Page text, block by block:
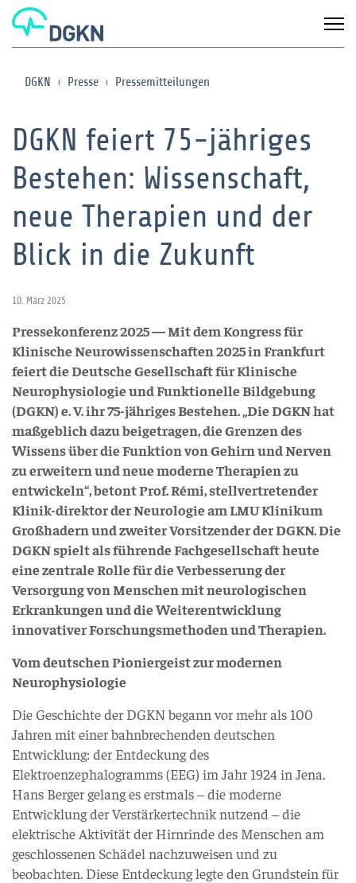
DGKN Presse Pressemitteilungen
DGKN feiert 75-jähriges
Bestehen: Wissenschaft,
neue Therapien und der
Blick in die Zukunft
10. März 2025
Pressekonferenz 2025 — Mit dem Kongress für
Klinische Neurowissenschaften 2025 in Frankfurt
feiert die Deutsche Gesellschaft für Klinische
Neurophysiologie und Funktionelle Bildgebung
(DGKN) e. V. ihr 75-jähriges Bestehen. „Die DGKN hat
maßgeblich dazu beigetragen, die Grenzen des
Wissens über die Funktion von Gehirn und Nerven
zu erweitern und neue moderne Therapien zu
entwickeln“, betont Prof. Rémi, stellvertretender
Klinik-direktor der Neurologie am LMU Klinikum
Großhadern und zweiter Vorsitzender der DGKN. Die
DGKN spielt als führende Fachgesellschaft heute
eine zentrale Rolle für die Verbesserung der
Versorgung von Menschen mit neurologischen
Erkrankungen und die Weiterentwicklung
innovativer Forschungsmethoden und Therapien.
Vom deutschen Pioniergeist zur modernen
Neurophysiologie
Die Geschichte der DGKN begann vor mehr als 100
Jahren mit einer bahnbrechenden deutschen
Entwicklung: der Entdeckung des
Elektroenzephalogramms (EEG) im Jahr 1924 in Jena.
Hans Berger gelang es erstmals – die moderne
Entwicklung der Verstärkertechnik nutzend – die
elektrische Aktivität der Hirnrinde des Menschen am
geschlossenen Schädel nachzuweisen und zu
beobachten. Diese Entdeckung legte den Grundstein für